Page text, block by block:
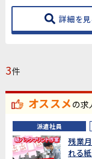
詳細を
3件
オススメの求
派遣社員
残業
れる